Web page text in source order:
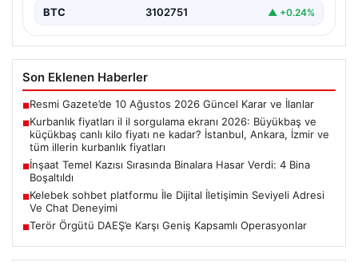
BTC 3102751 ▲ +0.24%
Son Eklenen Haberler
■Resmi Gazete’de 10 Ağustos 2026 Güncel Karar ve İlanlar
■Kurbanlık fiyatları il il sorgulama ekranı 2026: Büyükbaş ve
küçükbaş canlı kilo fiyatı ne kadar? İstanbul, Ankara, İzmir ve
tüm illerin kurbanlık fiyatları
■İnşaat Temel Kazısı Sırasında Binalara Hasar Verdi: 4 Bina
Boşaltıldı
■Kelebek sohbet platformu İle Dijital İletişimin Seviyeli Adresi
Ve Chat Deneyimi
■Terör Örgütü DAEŞ’e Karşı Geniş Kapsamlı Operasyonlar